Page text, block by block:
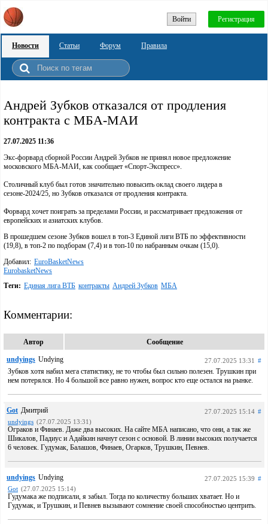
Войти Регистрация
Новости Статьи Форум Правила
Андрей Зубков отказался от продления
контракта с МБА-МАИ
27.07.2025 11:36
Экс-форвард сборной России Андрей Зубков не принял новое предложение
московского МБА-МАИ, как сообщает «Спорт-Экспресс».
Столичный клуб был готов значительно повысить оклад своего лидера в
сезоне-2024/25, но Зубков отказался от продления контракта.
Форвард хочет поиграть за пределами России, и рассматривает предложения от
европейских и азиатских клубов.
В прошедшем сезоне Зубков вошел в топ-3 Единой лиги ВТБ по эффективности
(19,8), в топ-2 по подборам (7,4) и в топ-10 по набранным очкам (15,0).
Добавил: EuroBasketNews
EurobasketNews
Теги: Единая лига ВТБ контракты Андрей Зубков МБА
Комментарии:
Автор Сообщение
undyings Undying 27.07.2025 13:31 #
Зубков хотя набил мега статистику, не то чтобы был сильно полезен. Трушкин при
нем потерялся. Но 4 большой все равно нужен, вопрос кто еще остался на рынке.
Got Дмитрий 27.07.2025 15:14 #
undyings (27.07.2025 13:31)
Ограков и Финаев. Даже два высоких. На сайте МБА написано, что они, а так же
Шикалов, Падиус и Адайкин начнут сезон с основой. В линии высоких получается
6 человек. Гудумак, Балашов, Финаев, Огарков, Трушкин, Певнев.
undyings Undying 27.07.2025 15:39 #
Got (27.07.2025 15:14)
Гудумака же подписали, я забыл. Тогда по количеству больших хватает. Но и
Гудумак, и Трушкин, и Певнев вызывают сомнение своей способностью центрить.